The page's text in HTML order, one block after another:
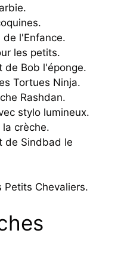
de l'Enfance.
les petits.
de Bob l'éponge.
Tortues Ninja.
Rashdan.
stylo lumineux.
crèche.
de Sindbad le
Petits Chevaliers.